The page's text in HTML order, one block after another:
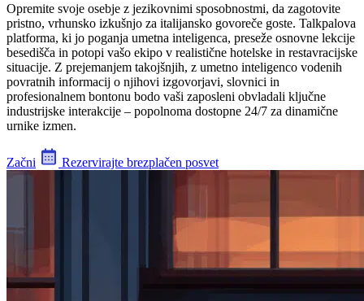
Opremite svoje osebje z jezikovnimi sposobnostmi, da zagotovite
pristno, vrhunsko izkušnjo za italijansko govoreče goste. Talkpalova
platforma, ki jo poganja umetna inteligenca, preseže osnovne lekcije
besedišča in potopi vašo ekipo v realistične hotelske in restavracijske
situacije. Z prejemanjem takojšnjih, z umetno inteligenco vodenih
povratnih informacij o njihovi izgovorjavi, slovnici in
profesionalnem bontonu bodo vaši zaposleni obvladali ključne
industrijske interakcije – popolnoma dostopne 24/7 za dinamične
urnike izmen.
Začni Rezervirajte brezplačen posvet